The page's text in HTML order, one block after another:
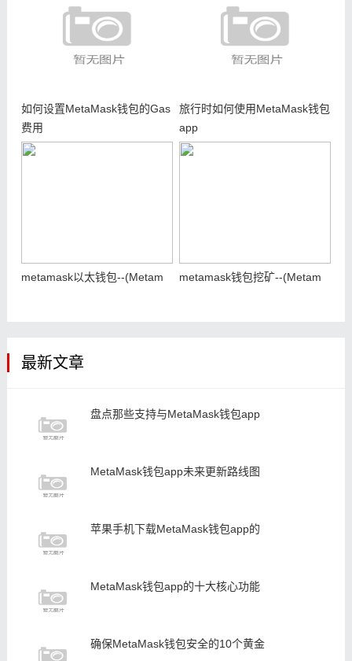
如何设置MetaMask钱包的Gas
费用
旅行时如何使用MetaMask钱包
app
metamask以太钱包--(Metam metamask钱包挖矿--(Metam
最新文章
盘点那些支持与MetaMask钱包app
MetaMask钱包app未来更新路线图
苹果手机下载MetaMask钱包app的
MetaMask钱包app的十大核心功能
确保MetaMask钱包安全的10个黄金